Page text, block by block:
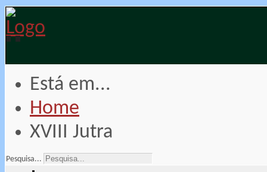
Está em...
Home
XVIII Jutra
Pesquisa...